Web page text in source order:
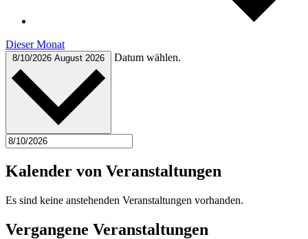
Dieser Monat
8/10/2026 August 2026 Datum wählen.
Kalender von Veranstaltungen
Es sind keine anstehenden Veranstaltungen vorhanden.
Vergangene Veranstaltungen